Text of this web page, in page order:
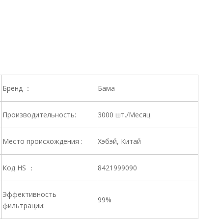
Бренд ： Бама
Производительность: 3000 шт./Месяц
Место происхождения : Хэбэй, Китай
Код HS ： 8421999090
Эффективность
фильтрации:
99%